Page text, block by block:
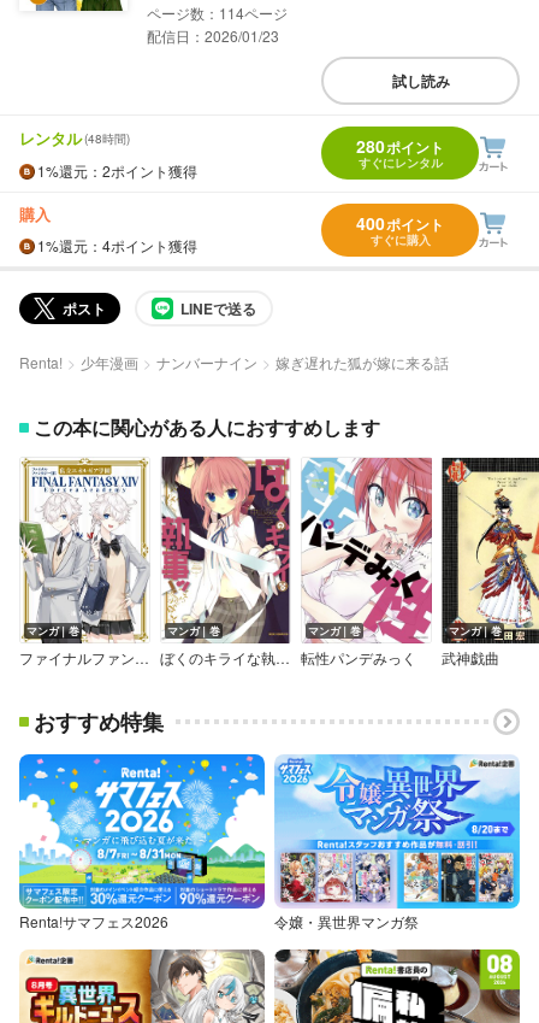
114
配信日：2026/01/23
試し読み
レンタル(48時間)
1%還元 ：2ポイント獲得
280ポイント
すぐにレンタル
購入
1%還元 ：4ポイント獲得
400ポイント
すぐに購入
ポスト LINEで送る
Renta! 少年漫画 ナンバーナイン 嫁ぎ遅れた狐が嫁に来る話
この本に関心がある人におすすめします
マンガ｜巻
ファイナルファンタジーXIV 私立エオルゼア学園【デジタル版限定特典付き】
マンガ｜巻
ぼくのキライな執事ッ！
マンガ｜巻
転性パンデみっく
マンガ｜巻
武神戯曲
おすすめ特集
Renta!サマフェス2026 令嬢・異世界マンガ祭